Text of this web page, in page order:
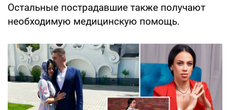
Остальные пострадавшие также получают
необходимую медицинскую помощь.